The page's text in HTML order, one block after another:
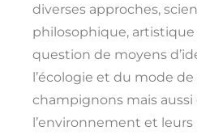
diverses approches,
philosophique, artistique
question de moyens
l’écologie et du mode de
champignons mais aussi
l’environnement et leurs